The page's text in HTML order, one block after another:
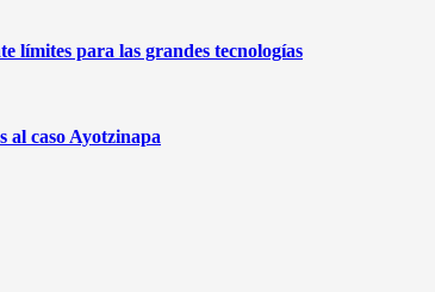
límites para las grandes tecnologías
al caso Ayotzinapa